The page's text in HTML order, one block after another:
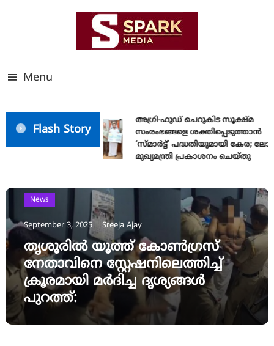
Menu
Flash Story
അഗ്രി-ഫുഡ് ചെറുകിട സൂക്ഷ്മ
സംരംഭങ്ങളെ ശക്തിപ്പെടുത്താന്‍
‘സ്മാര്‍ട്ട്’ പദ്ധതിയുമായി കേര;
മുഖ്യമന്ത്രി പ്രകാശനം ചെയ്തു
News
September 3, 2025 Sreeja Ajay
തൃശൂരിൽ യൂത്ത് കോൺഗ്രസ്
നേതാവിനെ സ്റ്റേഷനിലെത്തിച്ച്
ക്രൂരമായി മർദിച്ച ദൃശ്യങ്ങൾ
പുറത്ത്: